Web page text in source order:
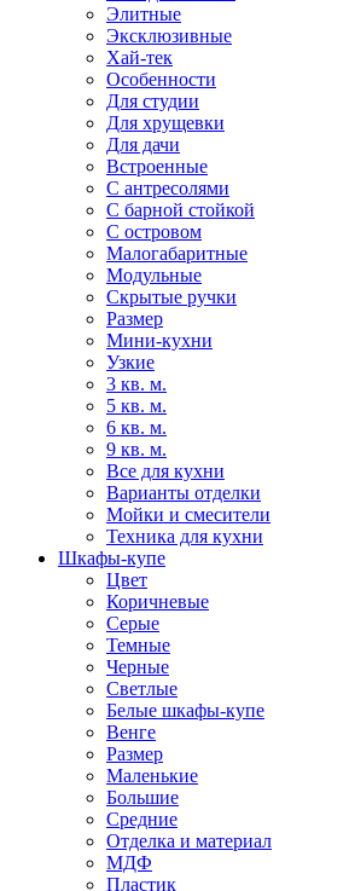
Элитные
Эксклюзивные
Хай-тек
Особенности
Для студии
Для хрущевки
Для дачи
Встроенные
С антресолями
С барной стойкой
С островом
Малогабаритные
Модульные
Скрытые ручки
Размер
Мини-кухни
Узкие
3 кв. м.
5 кв. м.
6 кв. м.
9 кв. м.
Все для кухни
Варианты отделки
Мойки и смесители
Техника для кухни
Шкафы-купе
Цвет
Коричневые
Серые
Темные
Черные
Светлые
Белые шкафы-купе
Венге
Размер
Маленькие
Большие
Средние
Отделка и материал
МДФ
Пластик